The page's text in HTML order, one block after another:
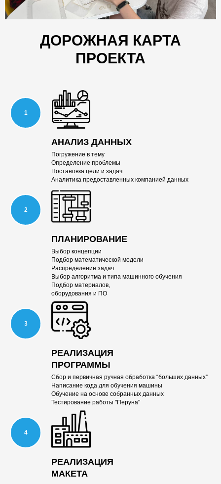
ДОРОЖНАЯ КАРТА
ПРОЕКТА
АНАЛИЗ ДАННЫХ
Погружение в тему
Определение проблемы
Постановка цели и задач
Аналитика предоставленных компанией данных
ПЛАНИРОВАНИЕ
Выбор концепции
Подбор математической модели
Распределение задач
Выбор алгоритма и типа машинного обучения
Подбор материалов,
оборудования и ПО
РЕАЛИЗАЦИЯ
ПРОГРАММЫ
Сбор и первичная ручная обработка “больших данных”
Написание кода для обучения машины
Обучение на основе собранных данных
Тестирование работы "Перуна"
РЕАЛИ ЗАЦИЯ
МАКЕТА